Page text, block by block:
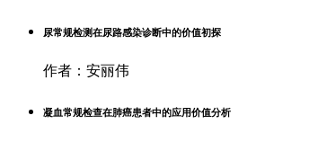
尿常规检测在尿路感染诊断中的价值初探
作者：安丽伟
凝血常规检查在肺癌患者中的应用价值分析